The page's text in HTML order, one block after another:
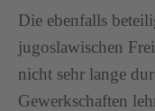
Die ebenfalls
jugoslawischen
nicht sehr lange
Gewerkschaften